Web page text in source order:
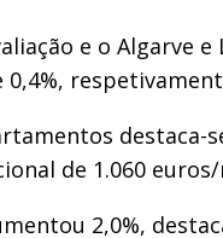
e o Algarve
destaca-
de 1.060 euros/
2,0%,